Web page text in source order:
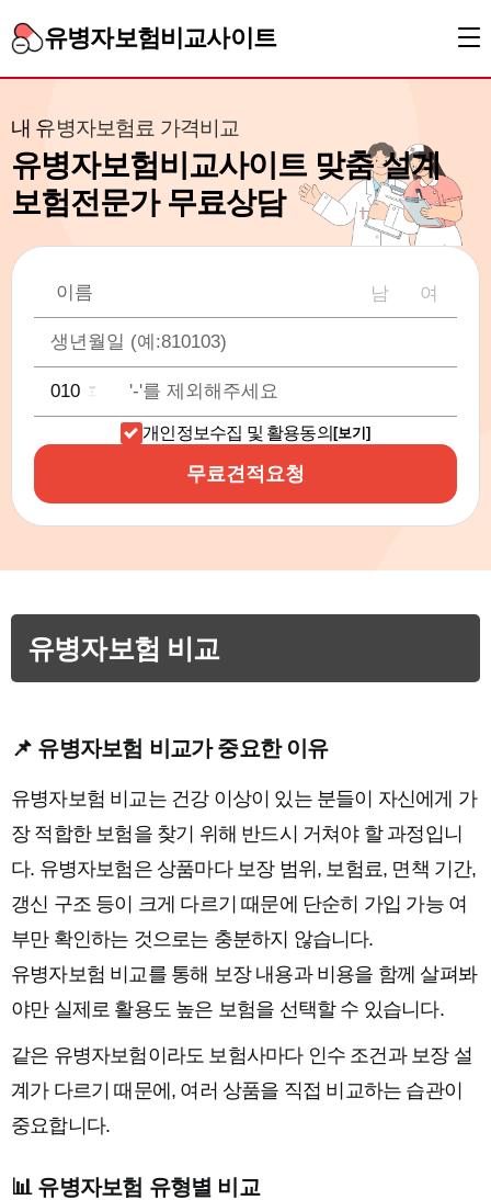
유병자보험비교사이트
내 유병자보험료 가격비교
유병자보험비교사이트 맞춤 설계
보험전문가 무료상담
남 여
개인정보수집 및 활용동의 [보기]
무료견적요청
유병자보험 비교
📌 유병자보험 비교가 중요한 이유
유병자보험 비교는 건강 이상이 있는 분들이 자신에게 가
장 적합한 보험을 찾기 위해 반드시 거쳐야 할 과정입니
다. 유병자보험은 상품마다 보장 범위, 보험료, 면책 기간,
갱신 구조 등이 크게 다르기 때문에 단순히 가입 가능 여
부만 확인하는 것으로는 충분하지 않습니다.
유병자보험 비교를 통해 보장 내용과 비용을 함께 살펴봐
야만 실제로 활용도 높은 보험을 선택할 수 있습니다.
같은 유병자보험이라도 보험사마다 인수 조건과 보장 설
계가 다르기 때문에, 여러 상품을 직접 비교하는 습관이
중요합니다.
📊 유병자보험 유형별 비교